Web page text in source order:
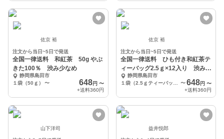
佐京 裕
注文から当日~5日で発送
全国一律送料 和紅茶 50g やぶ
きた100％ 渋み少なめ
静岡県島田市
１袋（50ｇ）
〜 648円 〜
+送料360円
佐京 裕
注文から当日~5日で発送
全国一律送料 ひも付き和紅茶テ
ィーバッグ2.5ｇ×12入り 渋み少
なめ静岡県島田市
〜648円 〜
+送料360円
山下洋司 益井悦郎